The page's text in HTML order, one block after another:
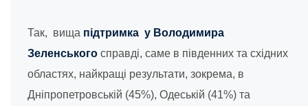
Так, вища підтримка у Володимира
Зеленського справді, саме в південних та східних
областях, найкращі результати, зокрема, в
Дніпропетровській (45%), Одеській (41%) та